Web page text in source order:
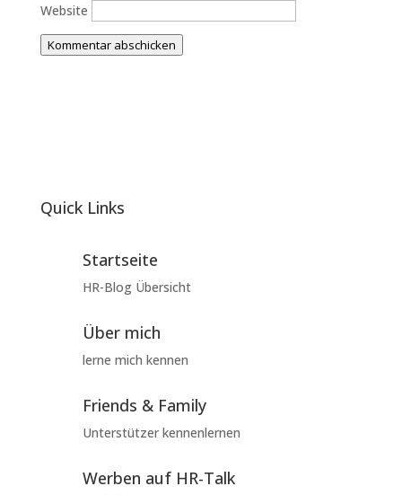
Website
Kommentar abschicken
Quick Links
Startseite
HR-Blog Übersicht
Über mich
lerne mich kennen
Friends & Family
Unterstützer kennenlernen
Werben auf HR-Talk